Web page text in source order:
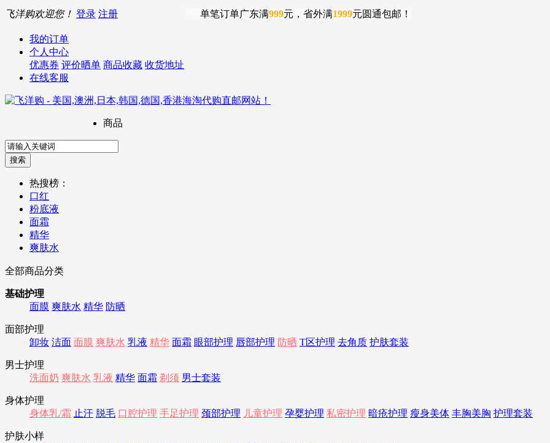
飞洋购欢迎您！ 登录 注册 单笔订单广东满999元，省外满1999元圆通包邮！
我的订单
个人中心
优惠券 评价晒单 商品收藏 收货地址
在线客服
商品
热搜榜：
口红
粉底液
面霜
精华
爽肤水
全部商品分类
基础护理
面膜 爽肤水 精华 防晒
面部护理
卸妆 洁面 面膜 爽肤水 乳液 精华 面霜 眼部护理 唇部护理 防晒 T区护理 去角质 护肤套装
男士护理
洗面奶 爽肤水 乳液 精华 面霜 剃须 男士套装
身体护理
身体乳/霜 止汗 脱毛 口腔护理 手足护理 颈部护理 儿童护理 孕婴护理 私密护理 暗疮护理 瘦身美体 丰胸美胸 护理套装
护肤小样